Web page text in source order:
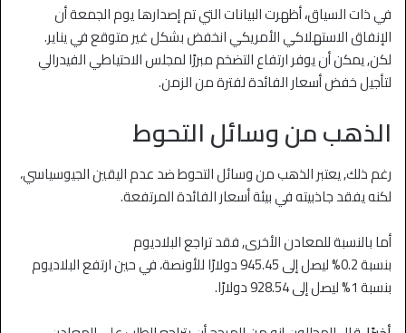
في ذات السياق،أظهرت البيانات التي تم إصدارها يوم الجمعة أن
الإنفاق الاستهلاكي الأمريكي انخفض بشكل غير متوقع في يناير.
لكن, يمكن أن يوفر ارتفاع التضخم مبررًا لمجلس الاحتياطي الفيدرالي
لتأجيل خفض أسعار الفائدة لفترة من الزمن.
الذهب من وسائل التحوط
رغم ذلك, يعتبر الذهب من وسائل التحوط ضد عدم اليقين الجيوسياسي،
لكنه يفقد جاذبيته في بيئة أسعار الفائدة المرتفعة.
أما بالنسبة للمعادن الأخرى, فقد تراجع البلاديوم
بنسبة 0.2% ليصل إلى 945.45 دولارًا للأونصة، في حين ارتفع البلاديوم
بنسبة 1% ليصل إلى 928.54 دولارًا.